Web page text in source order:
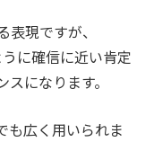
現ですが、
に確信に近い肯定
になります。
も広く用いられま